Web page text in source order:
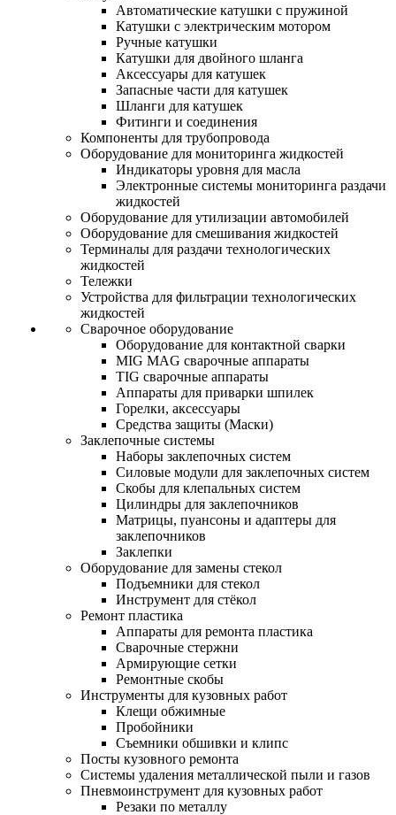
Автоматические катушки с пружиной
Катушки с электрическим мотором
Ручные катушки
Катушки для двойного шланга
Аксессуары для катушек
Запасные части для катушек
Шланги для катушек
Фитинги и соединения
Компоненты для трубопровода
Оборудование для мониторинга жидкостей
Индикаторы уровня для масла
Электронные системы мониторинга раздачи
жидкостей
Оборудование для утилизации автомобилей
Оборудование для смешивания жидкостей
Терминалы для раздачи технологических
жидкостей
Тележки
Устройства для фильтрации технологических
жидкостей
Сварочное оборудование
Оборудование для контактной сварки
MIG MAG сварочные аппараты
TIG сварочные аппараты
Аппараты для приварки шпилек
Горелки, аксессуары
Средства защиты (Маски)
Заклепочные системы
Наборы заклепочных систем
Силовые модули для заклепочных систем
Скобы для клепальных систем
Цилиндры для заклепочников
Матрицы, пуансоны и адаптеры для
заклепочников
Заклепки
Оборудование для замены стекол
Подъемники для стекол
Инструмент для стёкол
Ремонт пластика
Аппараты для ремонта пластика
Сварочные стержни
Армирующие сетки
Ремонтные скобы
Инструменты для кузовных работ
Клещи обжимные
Пробойники
Съемники обшивки и клипс
Посты кузовного ремонта
Системы удаления металлической пыли и газов
Пневмоинструмент для кузовных работ
Резаки по металлу